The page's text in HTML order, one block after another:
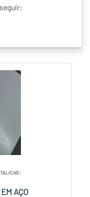
/
AÇO